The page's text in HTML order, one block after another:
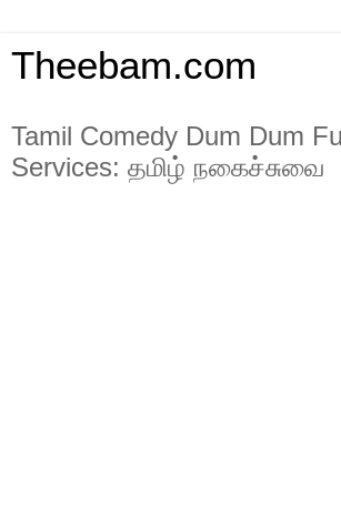
Theebam.com
Tamil Comedy Dum Dum
Services: தமிழ் நகைச்சுவை